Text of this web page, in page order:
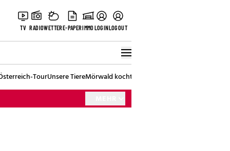
TV RADIOWETTERE-PAPERIMMOLOGINLOGOUT
TourUnsere TiereMörwald kocht